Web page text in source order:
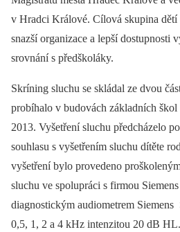
v Hradci Králové. Cílová skupina dětí
snazší organizace a lepší dostupnosti
srovnání s předškoláky.
Skríning sluchu se skládal ze dvou
probíhalo v budovách základních
2013. Vyšetření sluchu předcházelo
souhlasu s vyšetřením sluchu dítěte
vyšetření bylo provedeno
sluchu ve spolupráci s firmou
diagnostickým audiometrem
0,5, 1, 2 a 4 kHz intenzitou 20 dB HL.